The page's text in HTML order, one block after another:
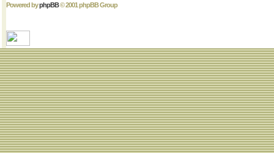
Powered byphpBB© 2001 phpBB Group